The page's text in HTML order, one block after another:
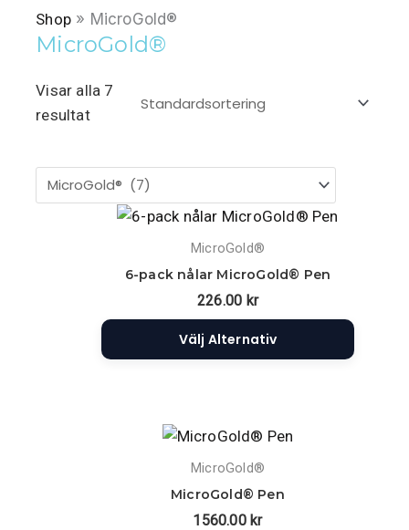
Shop» MicroGold®
MicroGold®
Visar alla 7
resultat
MicroGold®
6-pack nålar MicroGold® Pen
226.00 kr
Välj Alternativ
Den
här
varianter.
De
kan
väljas
på
produktsidan
MicroGold®
MicroGold® Pen
1560.00 kr